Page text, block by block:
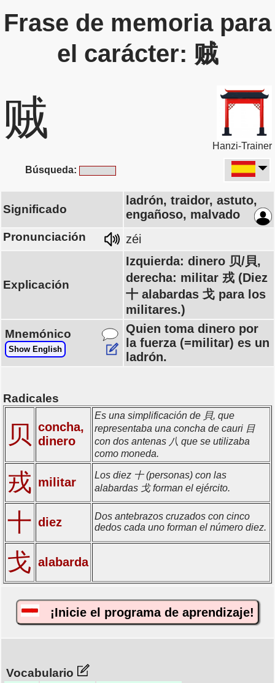
Frase de memoria para
el carácter: 贼
贼
Hanzi-Trainer
Búsqueda:
Significado
ladrón, traidor, astuto,
engañoso, malvado
Pronunciación zéi
Explicación
Izquierda: dinero 贝/貝,
derecha: militar 戎 (Diez
十 alabardas 戈 para los
militares.)
Mnemónico
Show English
Quien toma dinero por
la fuerza (=militar) es un
ladrón.
Radicales
贝
concha,
dinero
Es una simplificación de 貝, que
representaba una concha de cauri 目
con dos antenas 八 que se utilizaba
como moneda.
戎 militar
Los diez 十 (personas) con las
alabardas 戈 forman el ejército.
十 diez
Dos antebrazos cruzados con cinco
dedos cada uno forman el número diez.
戈 alabarda
¡Inicie el programa de aprendizaje!
Vocabulario